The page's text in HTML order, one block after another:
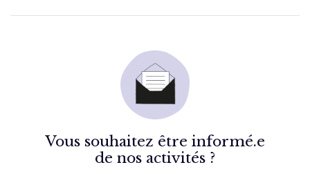
Vous souhaitez être informé.e
de nos activités ?